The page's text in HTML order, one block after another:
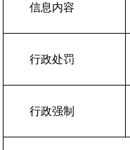
信息内容
行政处罚
行政强制